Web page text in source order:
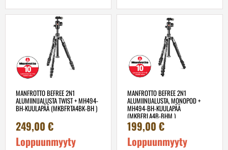
MANFROTTO BEFREE 2N1
ALUMIINIJALUSTA TWIST + MH494-
BH-KUULAPÄÄ (MKBFRTA4BK-BH )
249,00 €
Loppuunmyyty
MANFROTTO BEFREE 2N1
ALUMIINIJALUSTA, MONOPOD +
MH494-BH-KUULAPÄÄ
(MKBFRLA4B-BHM )
199,00 €
Loppuunmyyty